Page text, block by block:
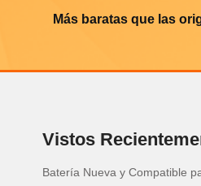
Más baratas que las
Vistos
Batería Nueva y Compatible